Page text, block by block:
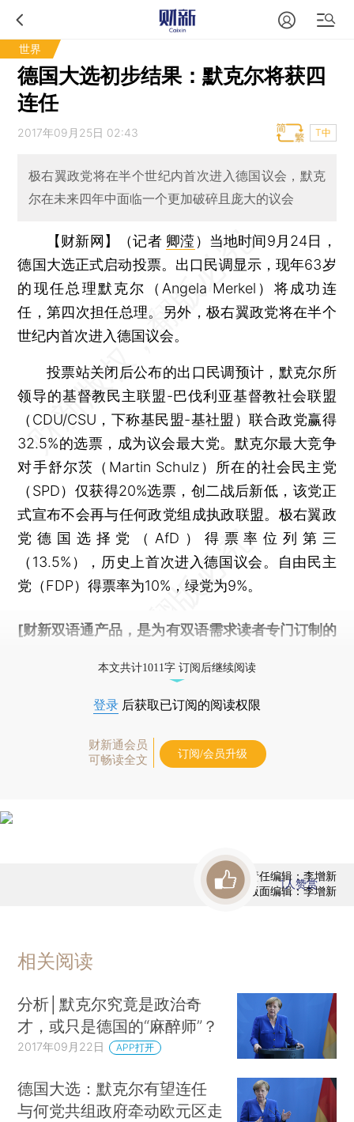
世界
德国大选初步结果：默克尔将获四
连任
2017年09月25日 02:43 T中
极右翼政党将在半个世纪内首次进入德国议会，默克
尔在未来四年中面临一个更加破碎且庞大的议会
【财新网】（记者 卿滢） 当地时间9月24日，
德国大选正式启动投票。出口民调显示，现年63岁
的现任总理默克尔（Angela Merkel）将成功连
任，第四次担任总理。另外，极右翼政党将在半个
世纪内首次进入德国议会。
投票站关闭后公布的出口民调预计，默克尔所
领导的基督教民主联盟-巴伐利亚基督教社会联盟
（CDU/CSU，下称基民盟-基社盟）联合政党赢得
32.5%的选票，成为议会最大党。默克尔最大竞争
对手舒尔茨（Martin Schulz）所在的社会民主党
（SPD）仅获得20%选票，创二战后新低，该党正
式宣布不会再与任何政党组成执政联盟。极右翼政
党德国选择党（AfD）得票率位列第三
（13.5%），历史上首次进入德国议会。自由民主
党（FDP）得票率为10%，绿党为9%。
[财新双语通产品，是为有双语需求读者专门订制的
本文共计1011字 订阅后继续阅读
登录 后获取已订阅的阅读权限
财新通会员
可畅读全文
订阅/会员升级
责任编辑：李增新
版面编辑：李增新
1人赞赏
相关阅读
分析│默克尔究竟是政治奇
才，或只是德国的“麻醉师”？
2017年09月22日 APP打开
德国大选：默克尔有望连任
与何党共组政府牵动欧元区走